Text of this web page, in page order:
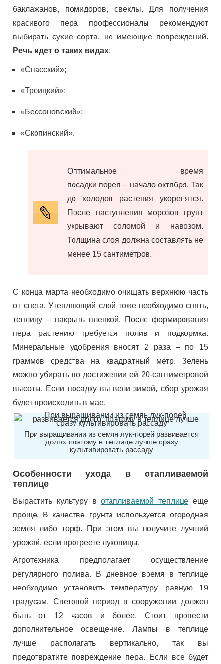
баклажанов, помидоров, свеклы. Для получения
красивого пера профессионалы рекомендуют
выбирать сухие сорта, не имеющие повреждений.
Речь идет о таких видах:
«Спасский»;
«Троицкий»;
«Бессоновский»;
«Скопинский».
Оптимальное время
посадки порея – начало октября. Так
до холодов растения укоренятся.
После наступления морозов грунт
укрывают соломой и навозом.
Толщина слоя должна составлять не
менее 15 сантиметров.
С конца марта необходимо очищать верхнюю часть
от снега. Утепляющий слой тоже необходимо снять,
теплицу – накрыть пленкой. После формирования
пера растению требуется полив и подкормка.
Минеральные удобрения вносят 2 раза – по 15
граммов средства на квадратный метр. Зелень
можно убирать по достижении ей 20-сантиметровой
высоты. Если посадку вы вели зимой, сбор урожая
будет происходить в мае.
При выращивании из семян лук-порей развивается
долго, поэтому в теплице лучше сразу
культивировать рассаду
Особенности ухода в отапливаемой
теплице
Вырастить культуру вотапливаемой теплице еще
проще. В качестве грунта используется огородная
земля либо торф. При этом вы получите лучший
урожай, если прогреете луковицы.
Агротехника предполагает осуществление
регулярного полива. В дневное время в теплице
необходимо установить температуру, равную 19
градусам. Световой период в сооружении должен
быть от 12 часов и более. Стоит провести
дополнительное освещение. Лампы в теплице
лучше располагать вертикально, так вы
предотвратите повреждение пера. Если все будет